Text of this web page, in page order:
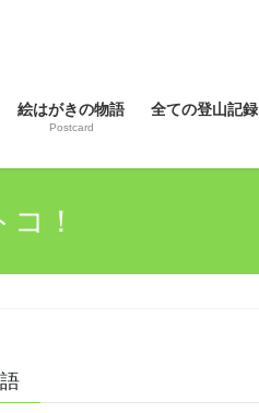
絵はがきの物語
Postcard
全ての登山記録
！